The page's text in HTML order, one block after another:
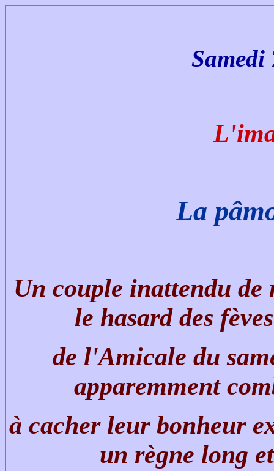
Samedi
L'im
La
Un couple inattendu de
le hasard des
de l'Amicale du
apparemment
à cacher leur bonheur
un règne long